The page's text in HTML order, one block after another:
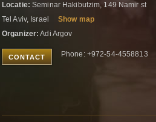
Locatie: Seminar Hakibutzim, 149 Namir st
Tel Aviv, Israel
Show map
Organizer: Adi Argov
CONTACT Phone: +972-54-4558813